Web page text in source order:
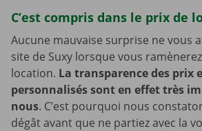
C’est compris dans le prix de
Aucune mauvaise surprise ne vous
site de Suxy lorsque vous
location. La transparence des prix
personnalisés sont en effet très
nous. C’est pourquoi nous
dégât avant que ne partiez avec la